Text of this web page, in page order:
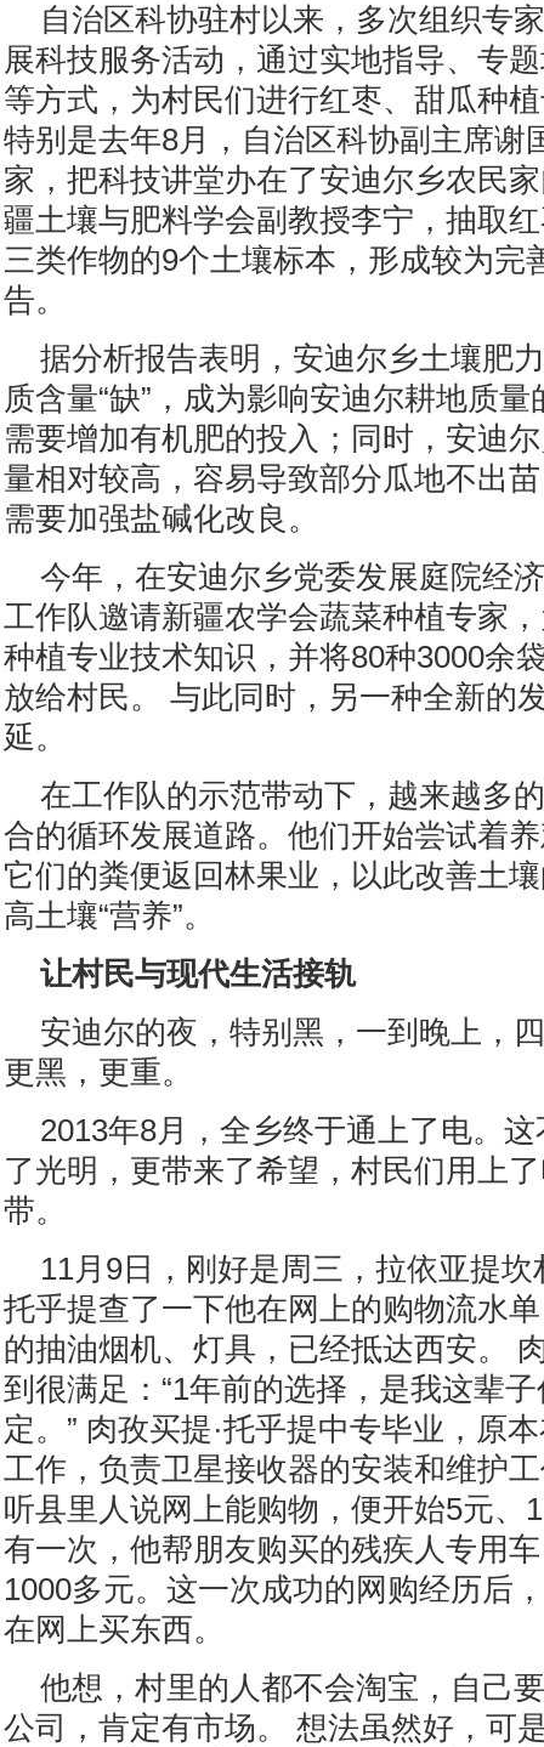
自治区科协驻村以来，多次组织专
展科技服务活动，通过实地指导、专
等方式，为村民们进行红枣、甜瓜种
特别是去年8月，自治区科协副主席谢
家，把科技讲堂办在了安迪尔乡农民
疆土壤与肥料学会副教授李宁，抽取
三类作物的9个土壤标本，形成较为完
告。
据分析报告表明，安迪尔乡土壤肥
质含量“缺”，成为影响安迪尔耕地质
需要增加有机肥的投入；同时，安迪
量相对较高，容易导致部分瓜地不出
需要加强盐碱化改良。
今年，在安迪尔乡党委发展庭院经
工作队邀请新疆农学会蔬菜种植专家
种植专业技术知识，并将80种3000余
放给村民。 与此同时，另一种全新的
延。
在工作队的示范带动下，越来越多
合的循环发展道路。他们开始尝试着
它们的粪便返回林果业，以此改善土
高土壤“营养”。
让村民与现代生活接轨
安迪尔的夜，特别黑，一到晚上，
更黑，更重。
2013年8月，全乡终于通上了电。
了光明，更带来了希望，村民们用上
带。
11月9日，刚好是周三，拉依亚提坎
托乎提查了一下他在网上的购物流水
的抽油烟机、灯具，已经抵达西安。
到很满足：“1年前的选择，是我这辈
定。” 肉孜买提·托乎提中专毕业，原
工作，负责卫星接收器的安装和维护
听县里人说网上能购物，便开始5元、
有一次，他帮朋友购买的残疾人专用
1000多元。这一次成功的网购经历后
在网上买东西。
他想，村里的人都不会淘宝，自己
公司，肯定有市场。 想法虽然好，可